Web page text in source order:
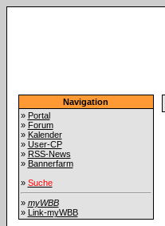
Navigation
» Portal
» Forum
» Kalender
» User-CP
» RSS-News
» Bannerfarm
» Suche
» myWBB
» Link-myWBB